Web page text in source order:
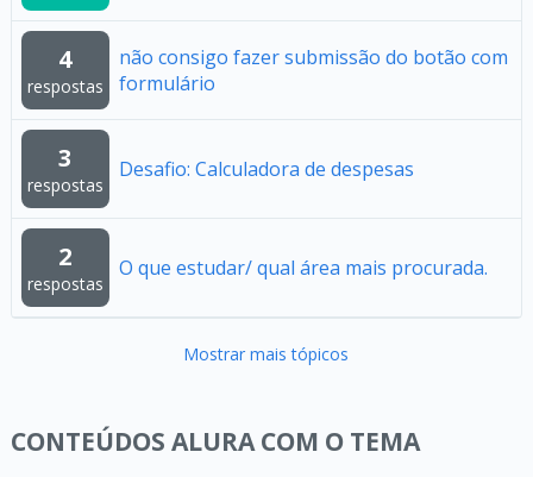
4
respostas
não consigo fazer submissão do botão com
formulário
3
respostas
Desafio: Calculadora de despesas
2
respostas
O que estudar/ qual área mais procurada.
Mostrar mais tópicos
CONTEÚDOS ALURA COM O TEMA